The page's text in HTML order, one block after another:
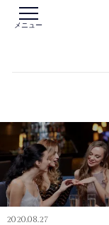
メニュー
2020.08.27